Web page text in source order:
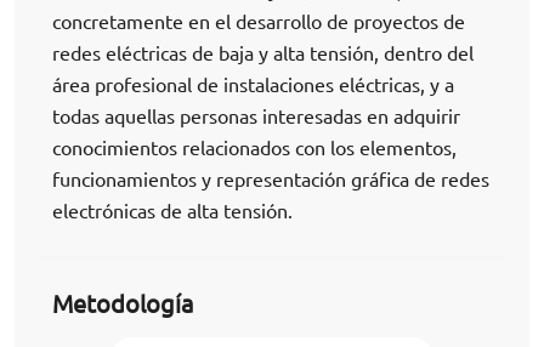
concretamente en el desarrollo de proyectos de
redes eléctricas de baja y alta tensión, dentro del
área profesional de instalaciones eléctricas, y a
todas aquellas personas interesadas en adquirir
conocimientos relacionados con los elementos,
funcionamientos y representación gráfica de redes
electrónicas de alta tensión.
Metodología